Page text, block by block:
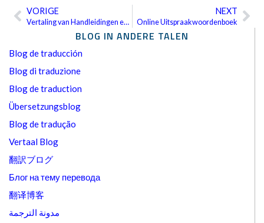
BLOG IN ANDERE TALEN
Blog de traducción
Blog di traduzione
Blog de traduction
Übersetzungsblog
Blog de tradução
Vertaal Blog
翻訳ブログ
Блог на тему перевода
翻译博客
مدونة الترجمة
Vorige
VORIGE
Vertaling van Handleidingen en Handboeken
NEXT
Online Uitspraakwoordenboek